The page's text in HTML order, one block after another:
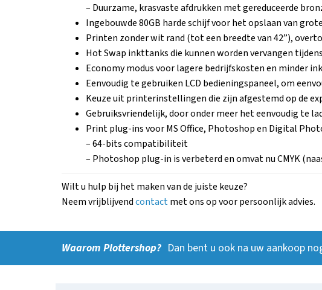
– Duurzame, krasvaste afdrukken met gereduceerde
Ingebouwde 80GB harde schijf voor het opslaan van
Printen zonder wit rand (tot een breedte van 42”),
Hot Swap inkttanks die kunnen worden vervangen
Economy modus voor lagere bedrijfskosten en minder
Eenvoudig te gebruiken LCD bedieningspaneel, om
Keuze uit printerinstellingen die zijn afgestemd op de
Gebruiksvriendelijk, door onder meer het eenvoudig te
Print plug-ins voor MS Office, Photoshop en Digital
– 64-bits compatibiliteit
– Photoshop plug-in is verbeterd en omvat nu CMYK
Wilt u hulp bij het maken van de juiste keuze?
Neem vrijblijvendcontactmet ons op voor persoonlijk advies.
Waarom Plottershop? Dan bent u ook na uw aankoop